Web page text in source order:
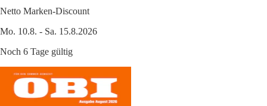
Netto Marken-Discount
Mo. 10.8. - Sa. 15.8.2026
Noch 6 Tage gültig